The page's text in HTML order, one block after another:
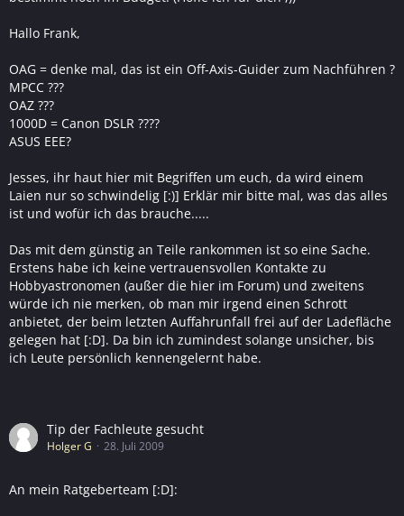
Hallo Frank,
OAG = denke mal, das ist ein Off-Axis-Guider zum Nachführen ?
MPCC ???
OAZ ???
1000D = Canon DSLR ????
ASUS EEE?
Jesses, ihr haut hier mit Begriffen um euch, da wird einem
Laien nur so schwindelig [:)] Erklär mir bitte mal, was das alles
ist und wofür ich das brauche.....
Das mit dem günstig an Teile rankommen ist so eine Sache.
Erstens habe ich keine vertrauensvollen Kontakte zu
Hobbyastronomen (außer die hier im Forum) und zweitens
würde ich nie merken, ob man mir irgend einen Schrott
anbietet, der beim letzten Auffahrunfall frei auf der Ladefläche
gelegen hat [:D]. Da bin ich zumindest solange unsicher, bis
ich Leute persönlich kennengelernt habe.
Tip der Fachleute gesucht
Holger G 28. Juli 2009
An mein Ratgeberteam [:D]: